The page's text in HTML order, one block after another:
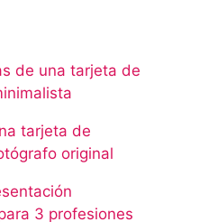
de una tarjeta de
tarjeta de
original
3 profesiones